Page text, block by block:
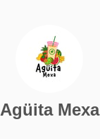
Agüita Mexa